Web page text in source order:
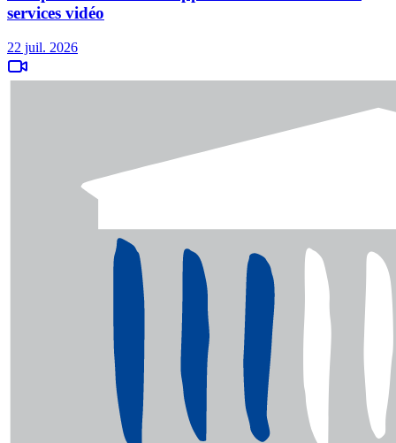
services vidéo
22 juil. 2026